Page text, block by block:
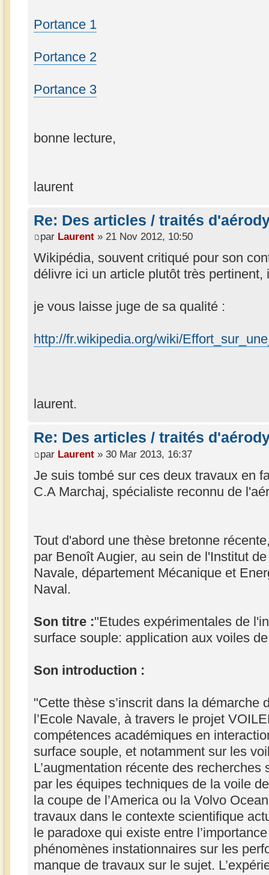
Portance 1
Portance 2
Portance 3
bonne lecture,
laurent
Re: Des articles / traités
par Laurent » 21 Nov 2012, 10:50
Wikipédia, souvent critiqué pour son
délivre ici un article plutôt très
je vous laisse juge de sa qualité :
http://fr.wikipedia.org/wiki/
laurent.
Re: Des articles / traités
par Laurent » 30 Mar 2013, 16:37
Je suis tombé sur ces deux travaux en
C.A Marchaj, spécialiste reconnu de
Tout d'abord une thèse bretonne
par Benoît Augier, au sein de l'Institut
Navale, département Mécanique et
Naval.
Son titre :"Etudes expérimentales de
surface souple: application aux voiles
Son introduction :
"Cette thèse s’inscrit dans la démarche
l’Ecole Navale, à travers le projet
compétences académiques en
surface souple, et notamment sur les
L’augmentation récente des
par les équipes techniques de la voile
la coupe de l’America ou la Volvo
travaux dans le contexte scientifique
le paradoxe qui existe entre
phénomènes instationnaires sur les
manque de travaux sur le sujet.